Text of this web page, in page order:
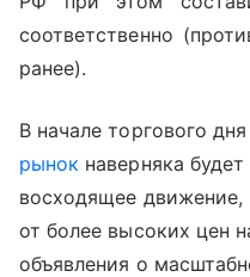
соответственно
ранее).
В начале торгового
рынок наверняка
восходящее движение,
от более высоких цен
объявления о